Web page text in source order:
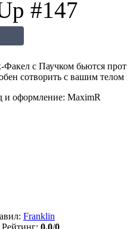
#147
Факел с Паучком бьются
сотворить с вашим
и оформление: MaximR
Franklin
Рейтинг: 0.0/0